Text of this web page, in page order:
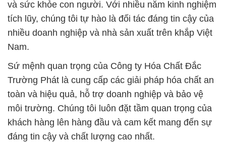
và sức khỏe con người. Với nhiều năm kinh nghiệm
tích lũy, chúng tôi tự hào là đối tác đáng tin cậy của
nhiều doanh nghiệp và nhà sản xuất trên khắp Việt
Nam.
Sứ mệnh quan trọng của Công ty Hóa Chất Đắc
Trường Phát là cung cấp các giải pháp hóa chất an
toàn và hiệu quả, hỗ trợ doanh nghiệp và bảo vệ
môi trường. Chúng tôi luôn đặt tầm quan trọng của
khách hàng lên hàng đầu và cam kết mang đến sự
đáng tin cậy và chất lượng cao nhất.